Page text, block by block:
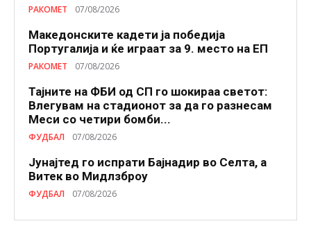
РАКОМЕТ 07/08/2026
Македонските кадети ја победија
Португалија и ќе играат за 9. место на ЕП
РАКОМЕТ 07/08/2026
Тајните на ФБИ од СП го шокираа светот:
Влегувам на стадионот за да го разнесам
Меси со четири бомби...
ФУДБАЛ 07/08/2026
Јунајтед го испрати Бајнадир во Селта, а
Витек во Мидлзброу
ФУДБАЛ 07/08/2026